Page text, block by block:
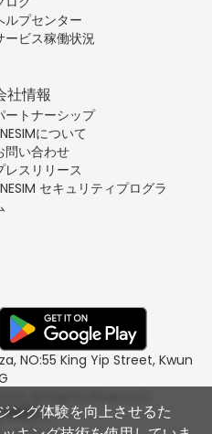
ルプセンター
ービス稼働状況
社情報
ートナーシップ
について
問い合わせ
レスリリース
セキュリティプログラ
NO:55 King Yip Street, Kwun
ング体験を向上させるた